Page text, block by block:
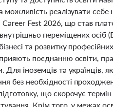
можливість реалізувати
Career Fest 2026, що став
і внутрішньо переміщених
та розвитку
поєднанню освіти,
іноземців та українців,
без необхідності
що скорочує
Крім того, у межах